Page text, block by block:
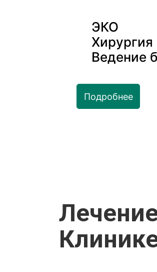
ЭКО
Хирургия
Ведение
Подробнее